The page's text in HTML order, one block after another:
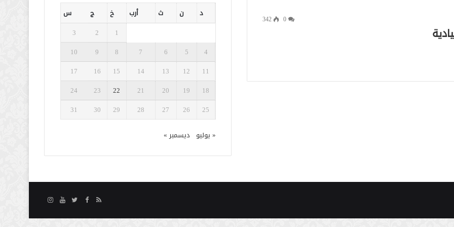
342
د
ن ث أرب خ ج
س
1
2
3
4
5
6
7
8
9
10
11
12
13
14
15
16
17
18
19
20
21
22
23
24
25
26
27
28
29
30
31
« يوليو ديسمبر »